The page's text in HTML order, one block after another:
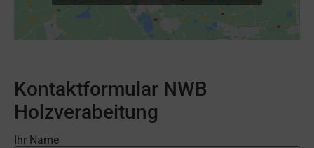
Kontaktformular NWB
Holzverabeitung
Ihr Name